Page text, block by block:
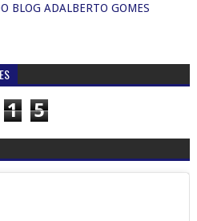
BLOG ADALBERTO GOMES
1 5